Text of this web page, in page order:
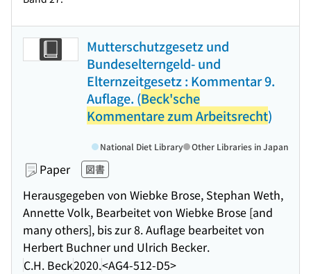
Mutterschutzgesetz und
Bundeselterngeld- und
Elternzeitgesetz : Kommentar 9.
Auflage. (Beck'sche
Kommentare zum Arbeitsrecht)
Paper 図書
Herausgegeben von Wiebke Brose, Stephan Weth,
Annette Volk, Bearbeitet von Wiebke Brose [and
many others], bis zur 8. Auflage bearbeitet von
Herbert Buchner und Ulrich Becker.
C.H. Beck2020.<AG4-512-D5>
National Diet Library Other Libraries in Japan